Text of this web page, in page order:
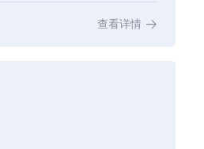
查看详情